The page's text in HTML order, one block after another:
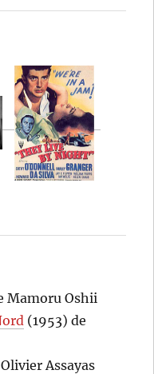
Mamoru Oshii
(1953) de
Assayas